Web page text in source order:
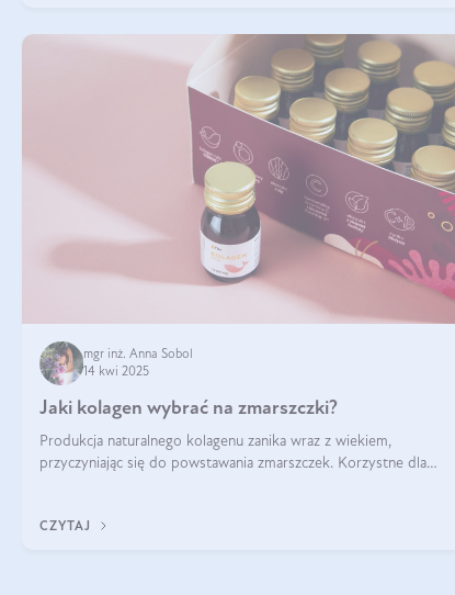
mgr inż. Anna Sobol
14 kwi 2025
Jaki kolagen wybrać na zmarszczki?
Produkcja naturalnego kolagenu zanika wraz z wiekiem,
przyczyniając się do powstawania zmarszczek. Korzystne dla
CZYTAJ